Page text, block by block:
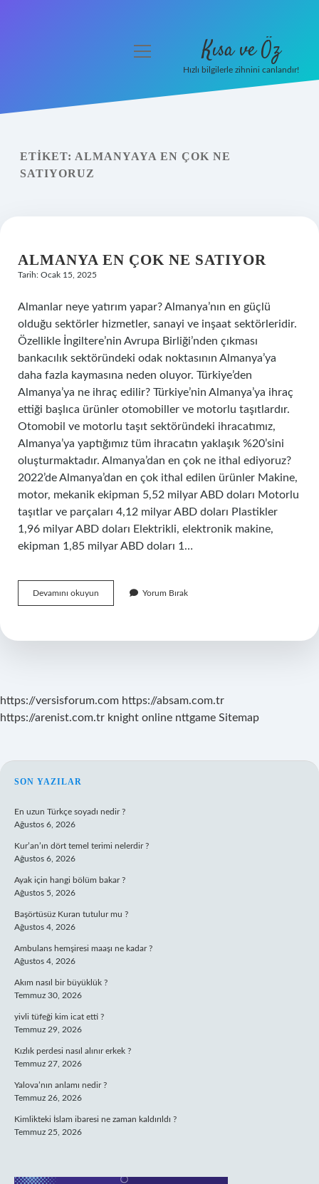
Yasal Uyarı
menüyü
Kısa ve Öz
Hızlı bilgilerle zihnini canlandır!
ETIKET: ALMANYAYA EN ÇOK NE
SATIYORUZ
ALMANYA EN ÇOK NE SATIYOR
Tarih: Ocak 15, 2025
Almanlar neye yatırım yapar? Almanya’nın en güçlü
olduğu sektörler hizmetler, sanayi ve inşaat sektörleridir.
Özellikle İngiltere’nin Avrupa Birliği’nden çıkması
bankacılık sektöründeki odak noktasının Almanya’ya
daha fazla kaymasına neden oluyor. Türkiye’den
Almanya’ya ne ihraç edilir? Türkiye’nin Almanya’ya ihraç
ettiği başlıca ürünler otomobiller ve motorlu taşıtlardır.
Otomobil ve motorlu taşıt sektöründeki ihracatımız,
Almanya’ya yaptığımız tüm ihracatın yaklaşık %20’sini
oluşturmaktadır. Almanya’dan en çok ne ithal ediyoruz?
2022’de Almanya’dan en çok ithal edilen ürünler Makine,
motor, mekanik ekipman 5,52 milyar ABD doları Motorlu
taşıtlar ve parçaları 4,12 milyar ABD doları Plastikler
1,96 milyar ABD doları Elektrikli, elektronik makine,
ekipman 1,85 milyar ABD doları 1…
Devamını okuyun Almanya
En
Satıyor
Yorum Bırak
https://versisforum.com https://absam.com.tr
https://arenist.com.tr knight online nttgame Sitemap
SIDEBAR
SON YAZILAR
En uzun Türkçe soyadı nedir ?
Ağustos 6, 2026
Kur’an’ın dört temel terimi nelerdir ?
Ağustos 6, 2026
Ayak için hangi bölüm bakar ?
Ağustos 5, 2026
Başörtüsüz Kuran tutulur mu ?
Ağustos 4, 2026
Ambulans hemşiresi maaşı ne kadar ?
Ağustos 4, 2026
Akım nasıl bir büyüklük ?
Temmuz 30, 2026
yivli tüfeği kim icat etti ?
Temmuz 29, 2026
Kızlık perdesi nasıl alınır erkek ?
Temmuz 27, 2026
Yalova’nın anlamı nedir ?
Temmuz 26, 2026
Kimlikteki İslam ibaresi ne zaman kaldırıldı ?
Temmuz 25, 2026